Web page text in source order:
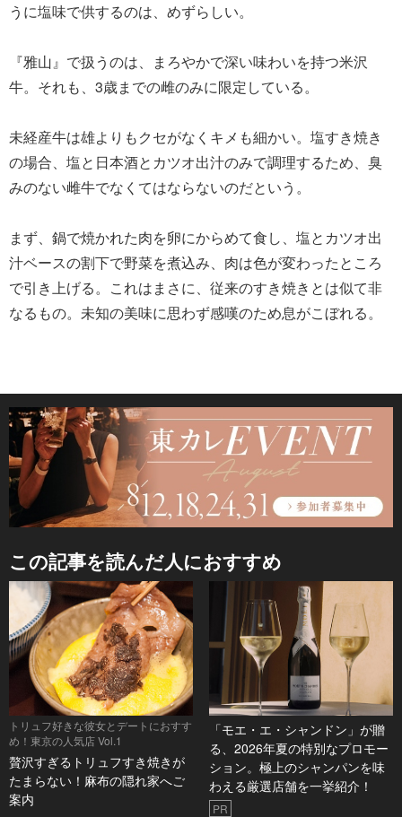
うに塩味で供するのは、めずらしい。
『雅山』で扱うのは、まろやかで深い味わいを持つ米沢
牛。それも、3歳までの雌のみに限定している。
未経産牛は雄よりもクセがなくキメも細かい。塩すき焼き
の場合、塩と日本酒とカツオ出汁のみで調理するため、臭
みのない雌牛でなくてはならないのだという。
まず、鍋で焼かれた肉を卵にからめて食し、塩とカツオ出
汁ベースの割下で野菜を煮込み、肉は色が変わったところ
で引き上げる。これはまさに、従来のすき焼きとは似て非
なるもの。未知の美味に思わず感嘆のため息がこぼれる。
この記事を読んだ人におすすめ
トリュフ好きな彼女とデートにおすす
め！東京の人気店 Vol.1
贅沢すぎるトリュフすき焼きが
たまらない！麻布の隠れ家へご
案内
「モエ・エ・シャンドン」が贈
る、2026年夏の特別なプロモー
ション。極上のシャンパンを味
わえる厳選店舗を一挙紹介！
PR